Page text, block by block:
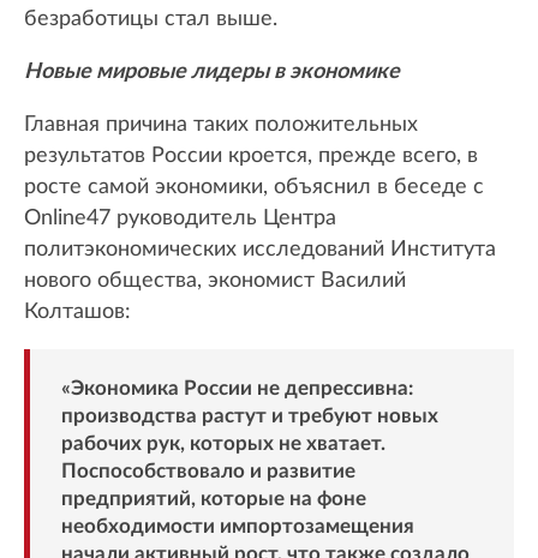
безработицы стал выше.
Новые мировые лидеры в экономике
Главная причина таких положительных
результатов России кроется, прежде всего, в
росте самой экономики, объяснил в беседе с
Online47 руководитель Центра
политэкономических исследований Института
нового общества, экономист Василий
Колташов:
«Экономика России не депрессивна:
производства растут и требуют новых
рабочих рук, которых не хватает.
Поспособствовало и развитие
предприятий, которые на фоне
необходимости импортозамещения
начали активный рост, что также создало